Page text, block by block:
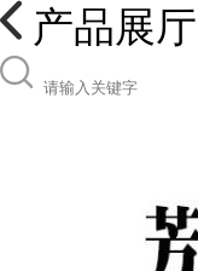
产品展厅